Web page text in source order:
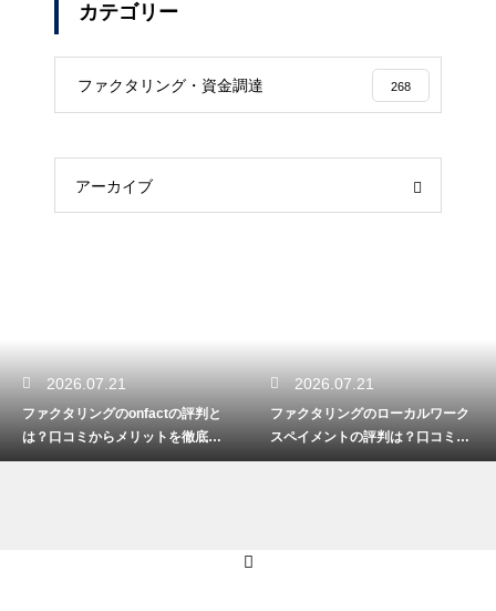
カテゴリー
ファクタリング・資金調達 268
アーカイブ
2026.07.21
ファクタリングのonfactの評判と
は？口コミからメリットを徹底解
説
2026.07.21
ファクタリングのローカルワーク
スペイメントの評判は？口コミで
実態を解説